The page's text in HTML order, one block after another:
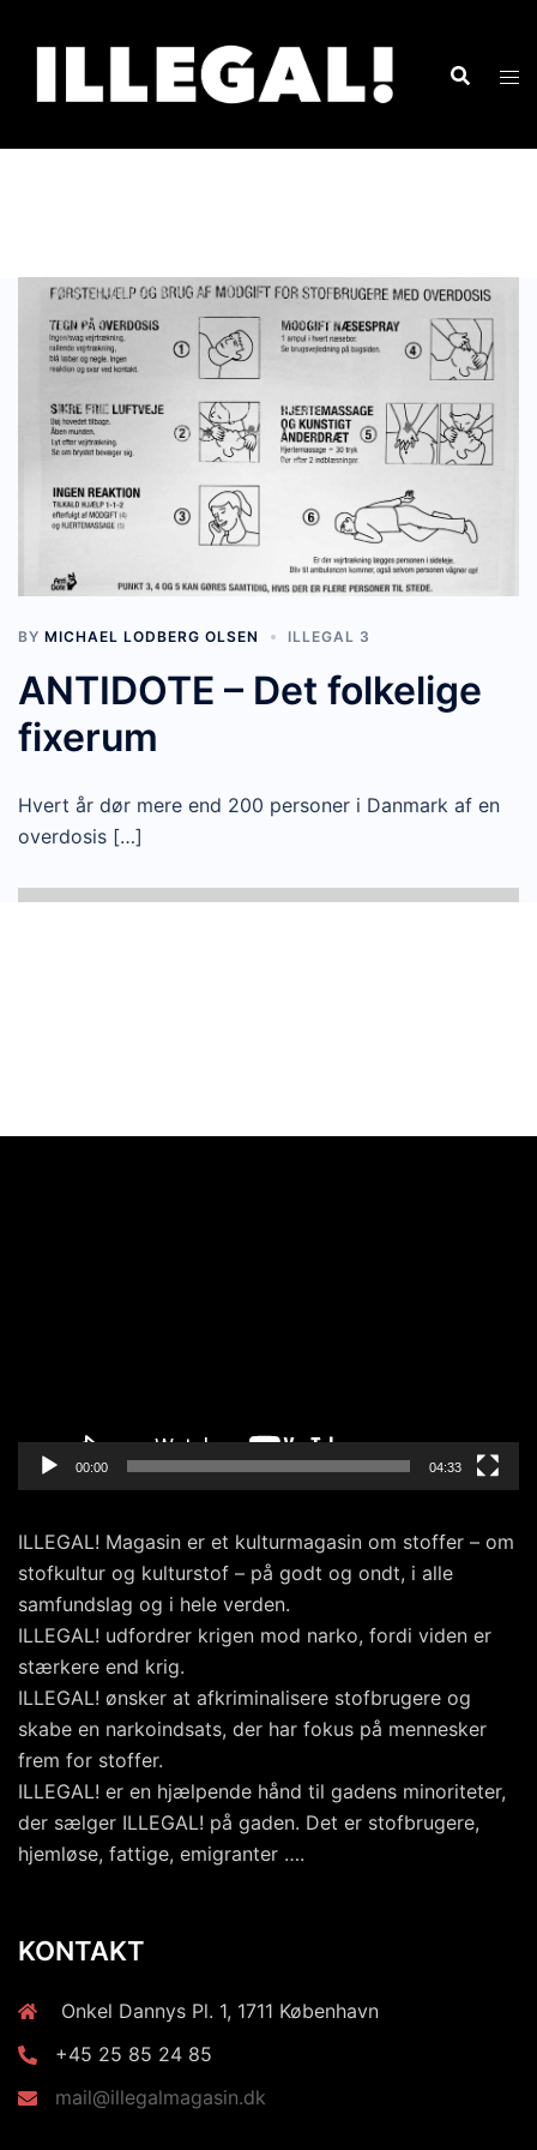
BY MICHAEL LODBERG OLSEN ILLEGAL 3
ANTIDOTE – Det folkelige
fixerum
Hvert år dør mere end 200 personer i Danmark af en
overdosis […]
00:00 04:33
ILLEGAL! Magasin er et kulturmagasin om stoffer – om
stofkultur og kulturstof – på godt og ondt, i alle
samfundslag og i hele verden.
ILLEGAL! udfordrer krigen mod narko, fordi viden er
stærkere end krig.
ILLEGAL! ønsker at afkriminalisere stofbrugere og
skabe en narkoindsats, der har fokus på mennesker
frem for stoffer.
ILLEGAL! er en hjælpende hånd til gadens minoriteter,
der sælger ILLEGAL! på gaden. Det er stofbrugere,
hjemløse, fattige, emigranter ….
KONTAKT
Onkel Dannys Pl. 1, 1711 København
+45 25 85 24 85
mail@illegalmagasin.dk